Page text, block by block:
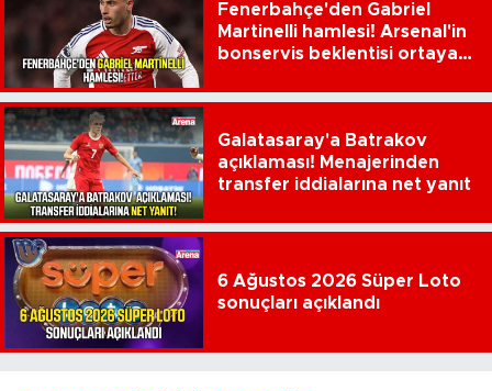
Fenerbahçe'den Gabriel
Martinelli hamlesi! Arsenal'in
bonservis beklentisi ortaya
Galatasaray'a Batrakov
açıklaması! Menajerinden
transfer iddialarına net yanıt
6 Ağustos 2026 Süper Loto
sonuçları açıklandı